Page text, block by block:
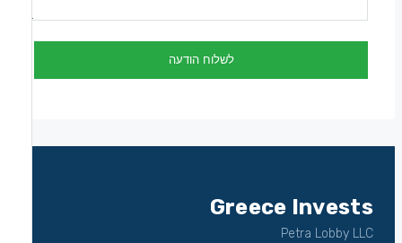
Greece Invests
Petra Lobby LLC